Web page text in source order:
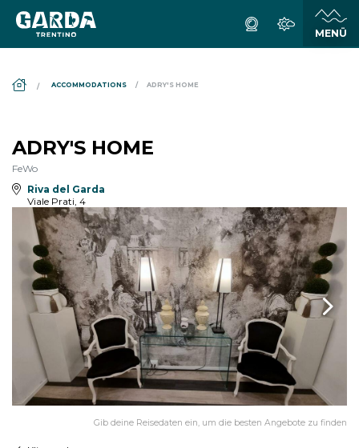
ACCOMMODATIONS ADRY'S HOME
ADRY'S HOME
FeWo
Riva del Garda
Viale Prati, 4
Gib deine Reisedaten ein, um die besten Angebote zu finden